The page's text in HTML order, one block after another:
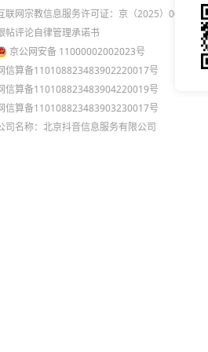
联网宗教信息服务许可证：京（2025）0000021
帖评论自律管理承诺书
京公网安备 11000002002023号
信算备110108823483902220017号
信算备110108823483904220019号
信算备110108823483903230017号
司名称：北京抖音信息服务有限公司